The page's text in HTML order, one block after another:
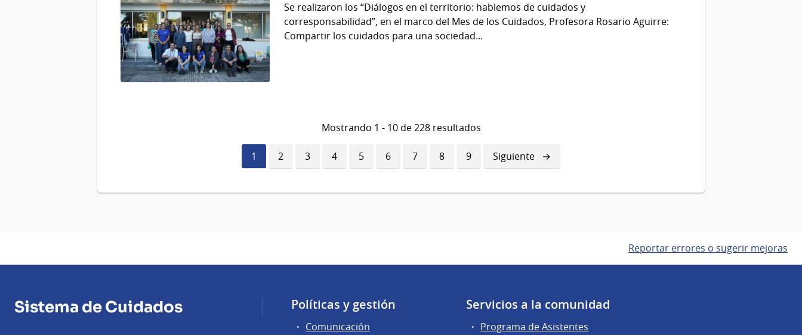
Se realizaron los “Diálogos en el territorio: hablemos de cuidados y
corresponsabilidad”, en el marco del Mes de los Cuidados, Profesora Rosario Aguirre:
Compartir los cuidados para una sociedad...
Mostrando 1 - 10 de 228 resultados
Página
actual
1 Página
2 Página
3 Página
4 Página
5 Página
6 Página
7 Página
8 Página
9
Siguiente
página
Siguiente
Reportar errores o sugerir mejoras
Sistema de Cuidados Políticas y gestión
Comunicación
Servicios a la comunidad
Programa de Asistentes